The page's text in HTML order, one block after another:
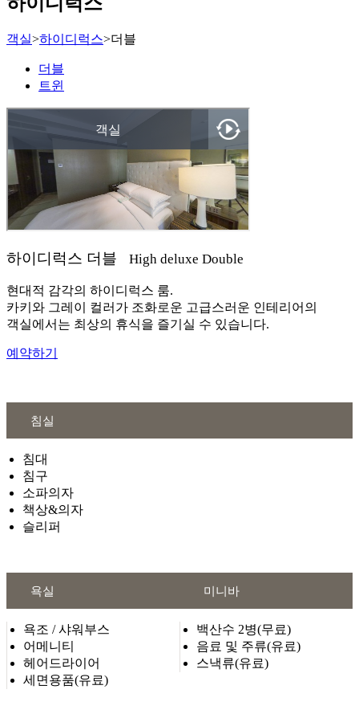
객실>하이디럭스>더블
더블
트윈
하이디럭스 더블 High deluxe Double
현대적 감각의 하이디럭스 룸.
카키와 그레이 컬러가 조화로운 고급스러운 인테리어의
객실에서는 최상의 휴식을 즐기실 수 있습니다.
예약하기
침실
침대
침구
소파의자
책상&의자
슬리퍼
욕실
욕조 / 샤워부스
어메니티
헤어드라이어
세면용품(유료)
미니바
백산수 2병(무료)
음료 및 주류(유료)
스낵류(유료)